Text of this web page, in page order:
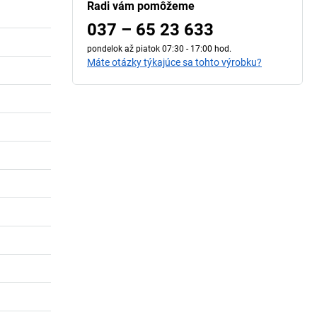
Radi vám pomôžeme
037 – 65 23 633
pondelok až piatok 07:30 - 17:00 hod.
Máte otázky týkajúce sa tohto výrobku?